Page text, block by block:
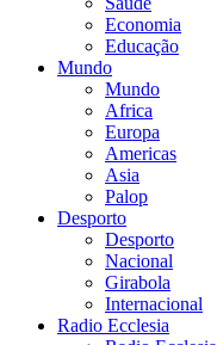
Economia
Educação
Mundo
Mundo
Africa
Europa
Americas
Asia
Palop
Desporto
Desporto
Nacional
Girabola
Internacional
Radio Ecclesia